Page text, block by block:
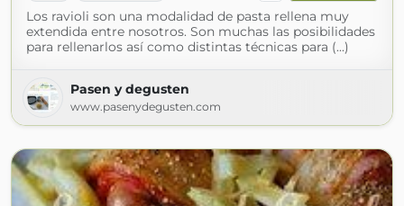
Los ravioli son una modalidad de pasta rellena muy
extendida entre nosotros. Son muchas las posibilidades
para rellenarlos así como distintas técnicas para (...)
Pasen y degusten
www.pasenydegusten.com